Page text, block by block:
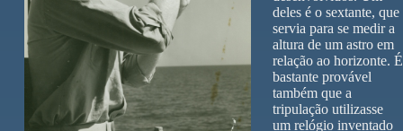
deles é o sextante, que
servia para se medir a
altura de um astro em
relação ao horizonte. É
bastante provável
também que a
tripulação utilizasse
um relógio inventado